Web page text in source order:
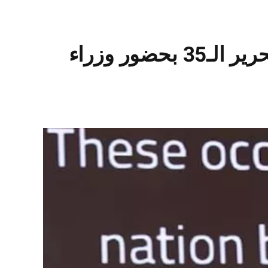
سفارة الكويت بالقاهرة تحتفل بالعيد الوطني الـ65 وعيد التحرير الـ35 بحضور وزراء